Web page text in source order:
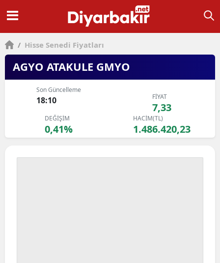
/ Hisse Senedi Fiyatları
AGYO ATAKULE GMYO
Son Güncelleme
18:10 FİYAT
7,33
DEĞİŞİM
0,41%
HACİM(TL)
1.486.420,23